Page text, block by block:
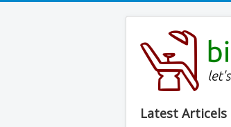
Latest Articels